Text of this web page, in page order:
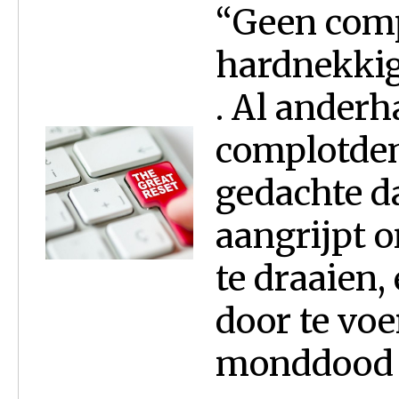
“Geen
. Al
gedachte
aangrijpt
te draaien,
door te
monddood